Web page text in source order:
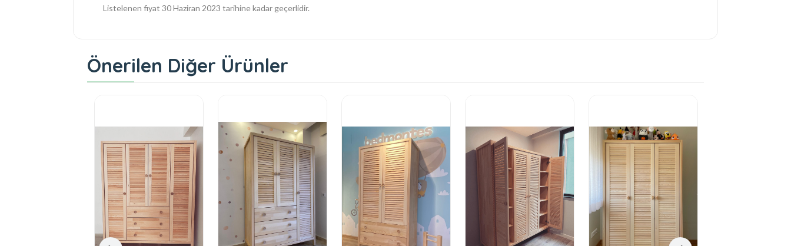
Listelenen fiyat 30 Haziran 2023 tarihine kadar geçerlidir.
Önerilen Diğer Ürünler